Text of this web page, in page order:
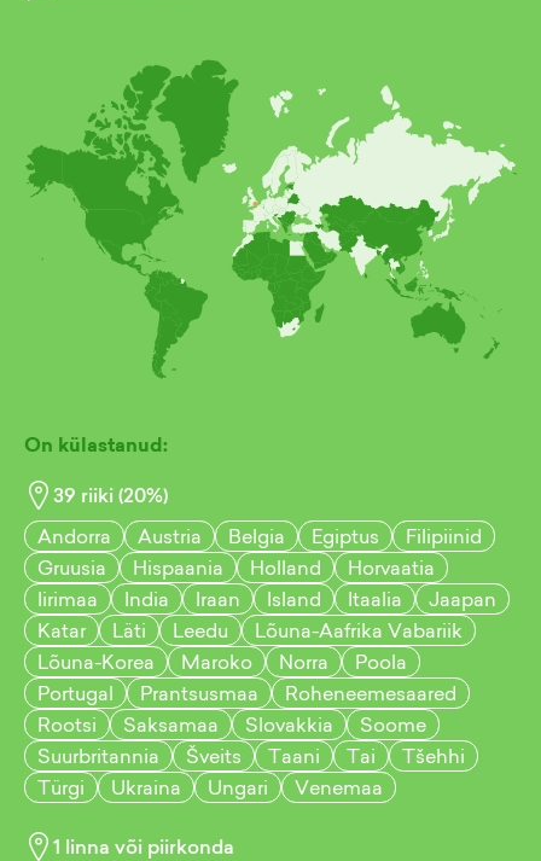
On külastanud:
39 riiki (20%)
Andorra
Austria Belgia Egiptus
Filipiinid
Gruusia
Hispaania Holland
Horvaatia
Iirimaa
India Iraan Island Itaalia
Jaapan
Katar
Läti Leedu
Lõuna-Aafrika Vabariik
Lõuna-Korea
Maroko Norra
Poola
Portugal
Prantsusmaa
Roheneemesaared
Rootsi
Saksamaa Slovakkia
Soome
Suurbritannia
Šveits Taani Tai
Tšehhi
Türgi
Ukraina Ungari Venemaa
1 linna või piirkonda